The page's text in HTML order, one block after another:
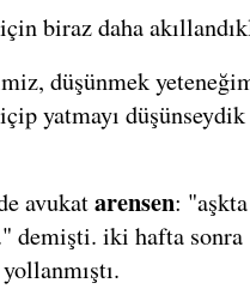
biraz daha
düşünmek
yatmayı
avukatarensen:
demişti. iki hafta